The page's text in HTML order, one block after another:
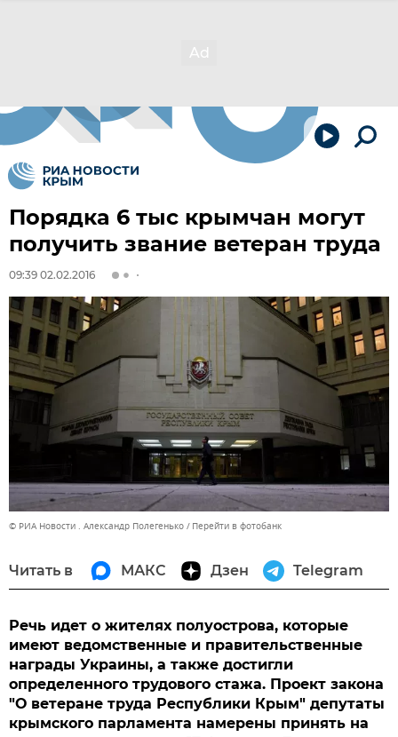
Порядка 6 тыс крымчан могут
получить звание ветеран труда
09:39 02.02.2016
© РИА Новости . Александр Полегенько Перейти в фотобанк
Читать в МАКС Дзен Telegram
Речь идет о жителях полуострова, которые
имеют ведомственные и правительственные
награды Украины, а также достигли
определенного трудового стажа. Проект закона
"О ветеране труда Республики Крым" депутаты
крымского парламента намерены принять на